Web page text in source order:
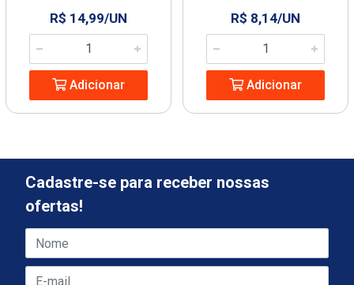
R$ 14,99/UN
Adicionar
R$ 8,14/UN
Adicionar
Cadastre-se para receber nossas
ofertas!